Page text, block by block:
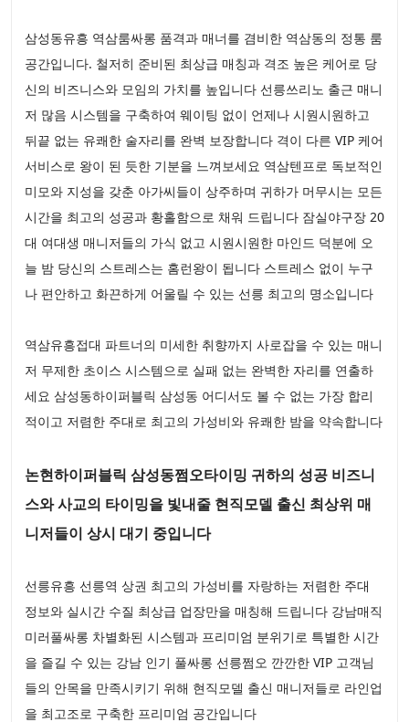
삼성동유흥 역삼룸싸롱 품격과 매너를 겸비한 역삼동의 정통 룸
공간입니다. 철저히 준비된 최상급 매칭과 격조 높은 케어로 당
신의 비즈니스와 모임의 가치를 높입니다 선릉쓰리노 출근 매니
저 많음 시스템을 구축하여 웨이팅 없이 언제나 시원시원하고
뒤끝 없는 유쾌한 술자리를 완벽 보장합니다 격이 다른 VIP 케어
서비스로 왕이 된 듯한 기분을 느껴보세요 역삼텐프로 독보적인
미모와 지성을 갖춘 아가씨들이 상주하며 귀하가 머무시는 모든
시간을 최고의 성공과 황홀함으로 채워 드립니다 잠실야구장 20
대 여대생 매니저들의 가식 없고 시원시원한 마인드 덕분에 오
늘 밤 당신의 스트레스는 홈런왕이 됩니다 스트레스 없이 누구
나 편안하고 화끈하게 어울릴 수 있는 선릉 최고의 명소입니다
역삼유흥접대 파트너의 미세한 취향까지 사로잡을 수 있는 매니
저 무제한 초이스 시스템으로 실패 없는 완벽한 자리를 연출하
세요 삼성동하이퍼블릭 삼성동 어디서도 볼 수 없는 가장 합리
적이고 저렴한 주대로 최고의 가성비와 유쾌한 밤을 약속합니다
논현하이퍼블릭 삼성동쩜오타이밍 귀하의 성공 비즈니
스와 사교의 타이밍을 빛내줄 현직모델 출신 최상위 매
니저들이 상시 대기 중입니다
선릉유흥 선릉역 상권 최고의 가성비를 자랑하는 저렴한 주대
정보와 실시간 수질 최상급 업장만을 매칭해 드립니다 강남매직
미러풀싸롱 차별화된 시스템과 프리미엄 분위기로 특별한 시간
을 즐길 수 있는 강남 인기 풀싸롱 선릉쩜오 깐깐한 VIP 고객님
들의 안목을 만족시키기 위해 현직모델 출신 매니저들로 라인업
을 최고조로 구축한 프리미엄 공간입니다